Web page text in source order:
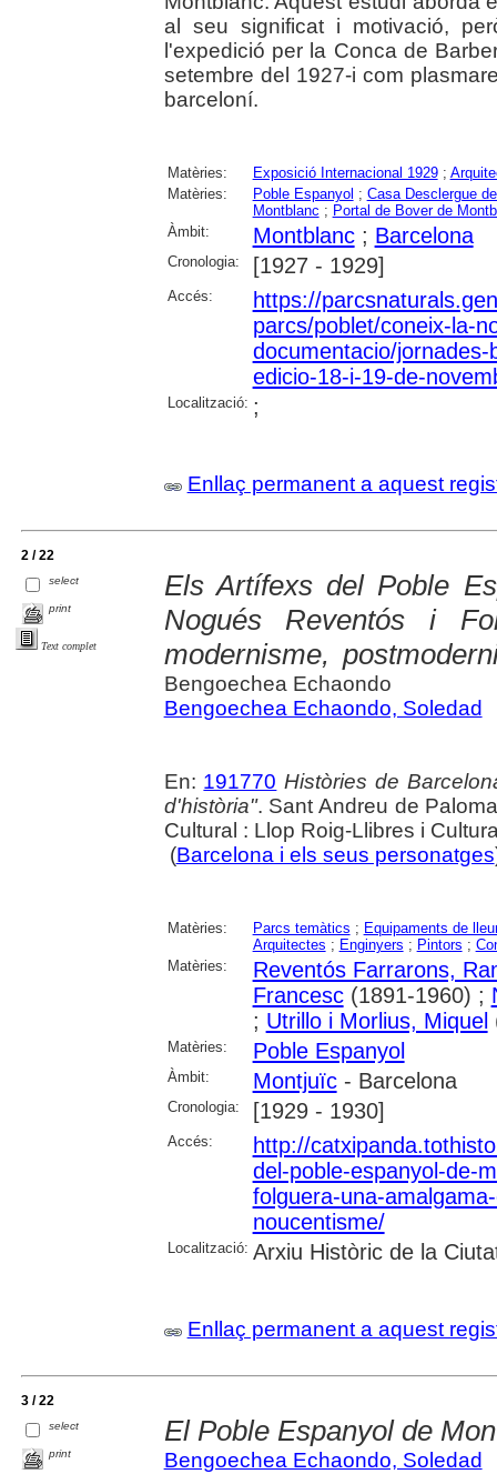
al seu significat i motivació,
l'expedició per la Conca de
setembre del 1927-i com
barceloní.
Matèries: Exposició Internacional 1929;
Matèries:
Poble Espanyol ; Casa Desclergue
Montblanc ; Portal de Bover de
Àmbit:
Montblanc; Barcelona
Cronologia: [1927 - 1929]
Accés:
https://
parcs/poblet/coneix-la-
documentacio/
edicio-18-i-19-de-
Localització: ;
Enllaç permanent a aquest
2 / 22
select
print
Text complet
Els Artífexs del Poble
Nogués Reventós i
modernisme,
Bengoechea Echaondo
Bengoechea Echaondo, Soledad
En: 191770 Històries de
d'història". Sant Andreu de
Cultural : Llop Roig-Llibres i
(Barcelona i els seus personatges
Matèries: Parcs temàtics ; Equipaments de
Arquitectes ; Enginyers ; Pintors ;
Matèries:
Reventós Farrarons,
Francesc(1891-1960) ;
; Utrillo i Morlius, Miquel
Matèries: Poble Espanyol
Àmbit: Montjuïc- Barcelona
Cronologia: [1929 - 1930]
Accés:
http://
del-poble-espanyol-de-
folguera-una-
noucentisme/
Localització: Arxiu Històric de la
Enllaç permanent a aquest
3 / 22
select
print
El Poble Espanyol de
Bengoechea Echaondo, Soledad